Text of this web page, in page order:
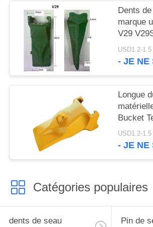
Dents
marque
V29
roche
- JE NE
Longue
Bucket
V69 de
- JE NE
Catégories populaires
dents de seau
Pin de